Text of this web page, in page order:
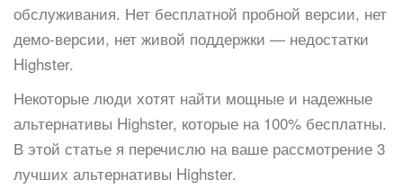
обслуживания. Нет бесплатной пробной версии, нет
демо-версии, нет живой поддержки — недостатки
Highster.
Некоторые люди хотят найти мощные и надежные
альтернативы Highster, которые на 100% бесплатны.
В этой статье я перечислю на ваше рассмотрение 3
лучших альтернативы Highster.